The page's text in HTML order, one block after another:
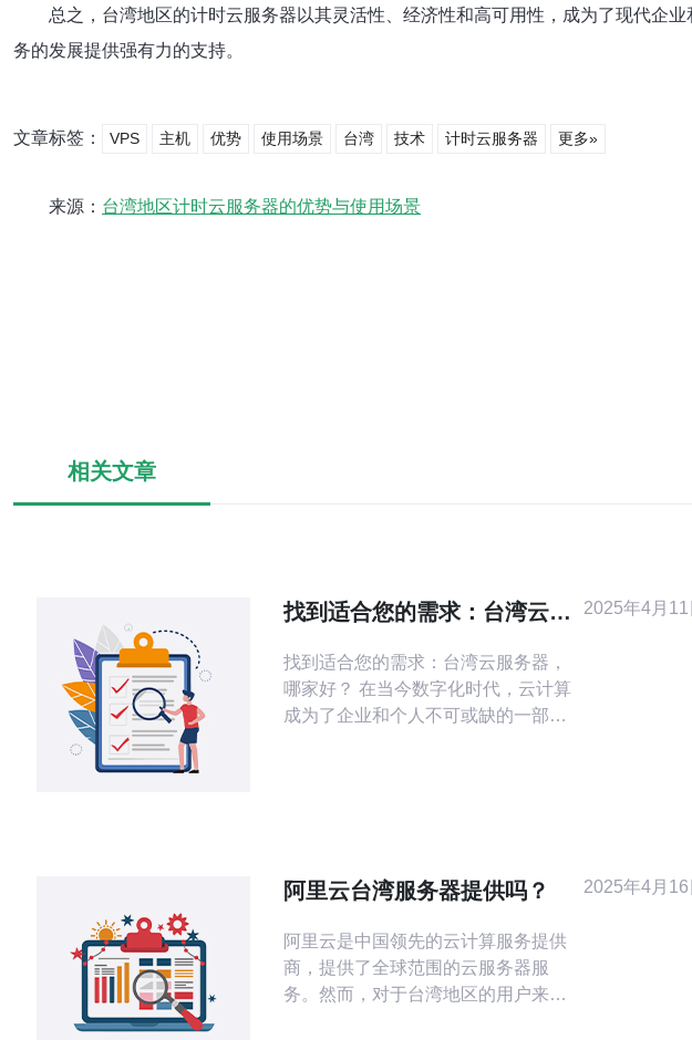
总之，台湾地区的计时云服务器以其灵活性、经济性和高可用性，成为了现代企
务的发展提供强有力的支持。
文章标签： VPS 主机 优势 使用场景 台湾 技术 计时云服务器 更多»
来源： 台湾地区计时云服务器的优势与使用场景
相关文章
找到适合您的需求：台湾云服
找到适合您的需求：台湾云服务器，
哪家好？ 在当今数字化时代，云计算
成为了企业和个人不可或缺的一部
商。 台湾作为一
2025年4月11
阿里云台湾服务器提供吗？
阿里云是中国领先的云计算服务提供
商，提供了全球范围的云服务器服
务。然而，对于台湾地区的用户来
2025年4月16